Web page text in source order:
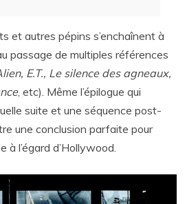
et autres pépins s’enchaînent à
passage de multiples références
E.T., Le silence des agneaux,
, etc). Même l’épilogue qui
suite et une séquence post-
une conclusion parfaite pour
l’égard d’Hollywood.